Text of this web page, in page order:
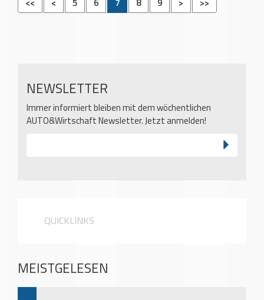
<<
< 5 6 7 8 9 > >>
NEWSLETTER
Immer informiert bleiben mit dem wöchentlichen
AUTO&Wirtschaft Newsletter. Jetzt anmelden!
QUICKLINKS
MEISTGELESEN